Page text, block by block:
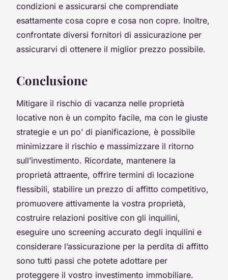
condizioni e assicurarsi che comprendiate
esattamente cosa copre e cosa non copre. Inoltre,
confrontate diversi fornitori di assicurazione per
assicurarvi di ottenere il miglior prezzo possibile.
Conclusione
Mitigare il rischio di vacanza nelle proprietà
locative non è un compito facile, ma con le giuste
strategie e un po’ di pianificazione, è possibile
minimizzare il rischio e massimizzare il ritorno
sull’investimento. Ricordate, mantenere la
proprietà attraente, offrire termini di locazione
flessibili, stabilire un prezzo di affitto competitivo,
promuovere attivamente la vostra proprietà,
costruire relazioni positive con gli inquilini,
eseguire uno screening accurato degli inquilini e
considerare l’assicurazione per la perdita di affitto
sono tutti passi che potete adottare per
proteggere il vostro investimento immobiliare.